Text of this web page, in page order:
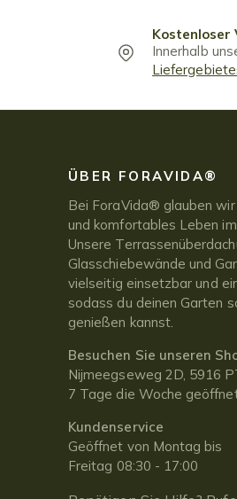
Kostenloser
Innerhalb
ÜBER FORAVIDA®
Bei ForaVida® glauben
und komfortables Leben
Unsere
Glasschiebewände und
vielseitig einsetzbar und
sodass du deinen Garten
genießen kannst.
Besuchen Sie unseren
Nijmeegseweg 2D, 5916
7 Tage die Woche
Kundenservice
Geöffnet von Montag bis
Freitag 08:30 - 17:00